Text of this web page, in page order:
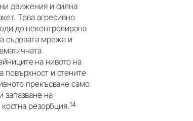
движения и силна
Това агресивно
до неконтролирана
съдовата мрежа и
на нивото на
повърхност и стените
прекъсване само
запазване на
резорбция.14